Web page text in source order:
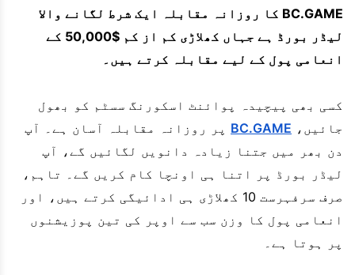
BC.GAME کا روزانہ مقابلہ ایک شرط لگانے والا
لیڈر بورڈ ہے جہاں کھلاڑی کم از کم $50,000 کے
انعامی پول کے لیے مقابلہ کرتے ہیں۔
کسی بھی پیچیدہ پوائنٹ اسکورنگ سسٹم کو بھول
جائیں، BC.GAME پر روزانہ مقابلہ آسان ہے۔ آپ
دن بھر میں جتنا زیادہ دانویں لگائیں گے، آپ
لیڈر بورڈ پر اتنا ہی اونچا کام کریں گے۔ تاہم،
صرف سرفہرست 10 کھلاڑی ہی ادائیگی کرتے ہیں، اور
انعامی پول کا وزن سب سے اوپر کی تین پوزیشنوں
پر ہوتا ہے۔